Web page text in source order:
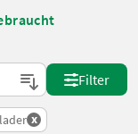
Filter
x